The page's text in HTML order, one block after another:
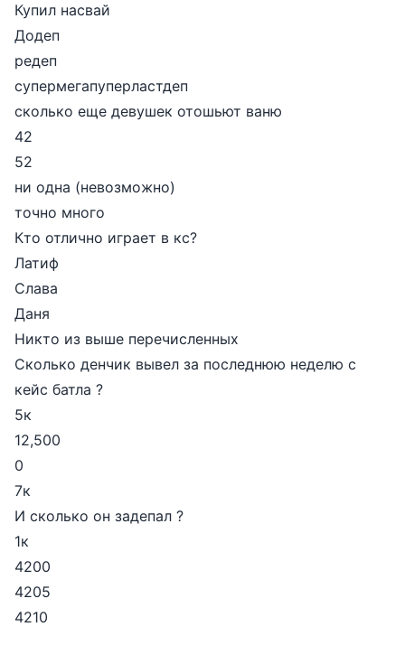
Купил насвай
Додеп
редеп
супермегапуперластдеп
сколько еще девушек отошьют ваню
42
52
ни одна (невозможно)
точно много
Кто отлично играет в кс?
Латиф
Слава
Даня
Никто из выше перечисленных
Сколько денчик вывел за последнюю неделю с
кейс батла ?
5к
12,500
0
7к
И сколько он задепал ?
1к
4200
4205
4210